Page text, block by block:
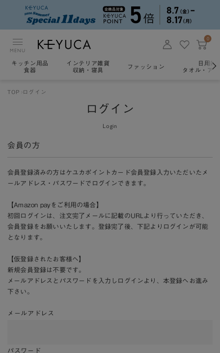
MENU
0
キッチン用品
食器
インテリア雑貨
収納・寝具
ファッション
日用雑
タオル・ア
TOP ログイン
ログイン
Login
会員の方
会員登録済みの方はケユカポイントカード会員登録入力いただいたメ
ールアドレス・パスワードでログインできます。
【Amazon payをご利用の場合】
初回ログインは、注文完了メールに記載のURLより行っていただき、
会員登録をお願いいたします。登録完了後、下記よりログインが可能
となります。
【仮登録されたお客様へ】
新規会員登録は不要です。
メールアドレスとパスワードを入力しログインより、本登録へお進み
下さい。
メールアドレス
パスワード